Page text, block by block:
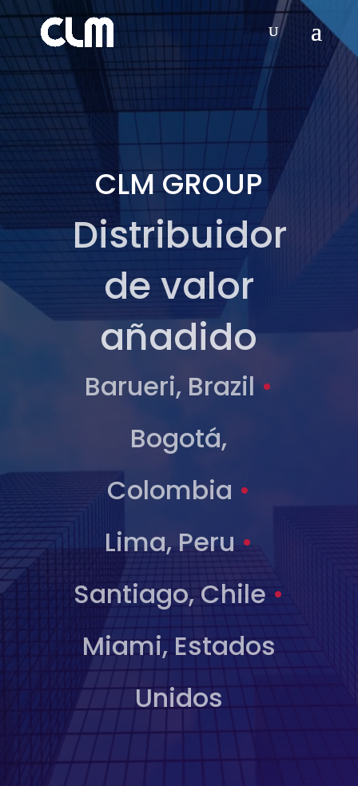
Video
Player
CLM GROUP
Distribuidor
de valor
añadido
Barueri, Brazil•
Bogotá,
Colombia •
Lima, Peru •
Santiago, Chile •
Miami, Estados
Unidos